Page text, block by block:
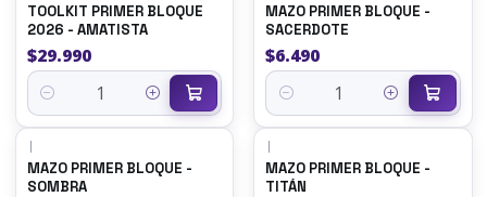
TOOLKIT PRIMER BLOQUE
2026 - AMATISTA
$29.990
Quantity
MAZO PRIMER BLOQUE -
SACERDOTE
$6.490
Quantity
|
MAZO PRIMER BLOQUE -
SOMBRA
|
MAZO PRIMER BLOQUE -
TITÁN